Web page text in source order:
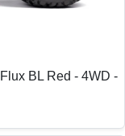
BL Red - 4WD -